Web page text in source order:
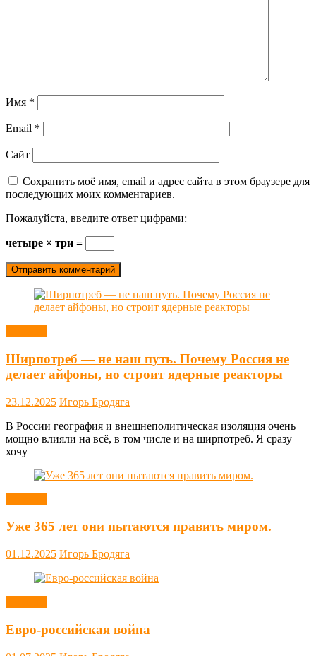
Имя *
Email *
Сайт
Сохранить моё имя, email и адрес сайта в этом браузере для
последующих моих комментариев.
Пожалуйста, введите ответ цифрами:
четыре × три =
Ширпотреб — не наш путь. Почему Россия не
делает айфоны, но строит ядерные реакторы
23.12.2025 Игорь Бродяга
В России география и внешнеполитическая изоляция очень
мощно влияли на всё, в том числе и на ширпотреб. Я сразу
хочу
Уже 365 лет они пытаются править миром.
01.12.2025 Игорь Бродяга
Евро-российская война